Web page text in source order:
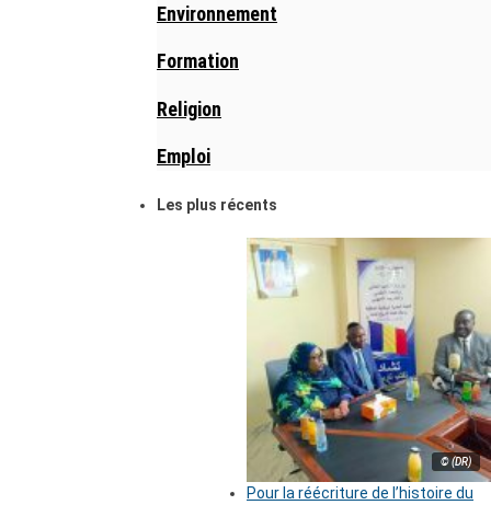
Environnement
Formation
Religion
Emploi
Les plus récents
© (DR)
Pour la réécriture de l’histoire du